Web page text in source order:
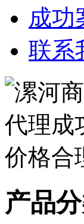
成功
联系
产品